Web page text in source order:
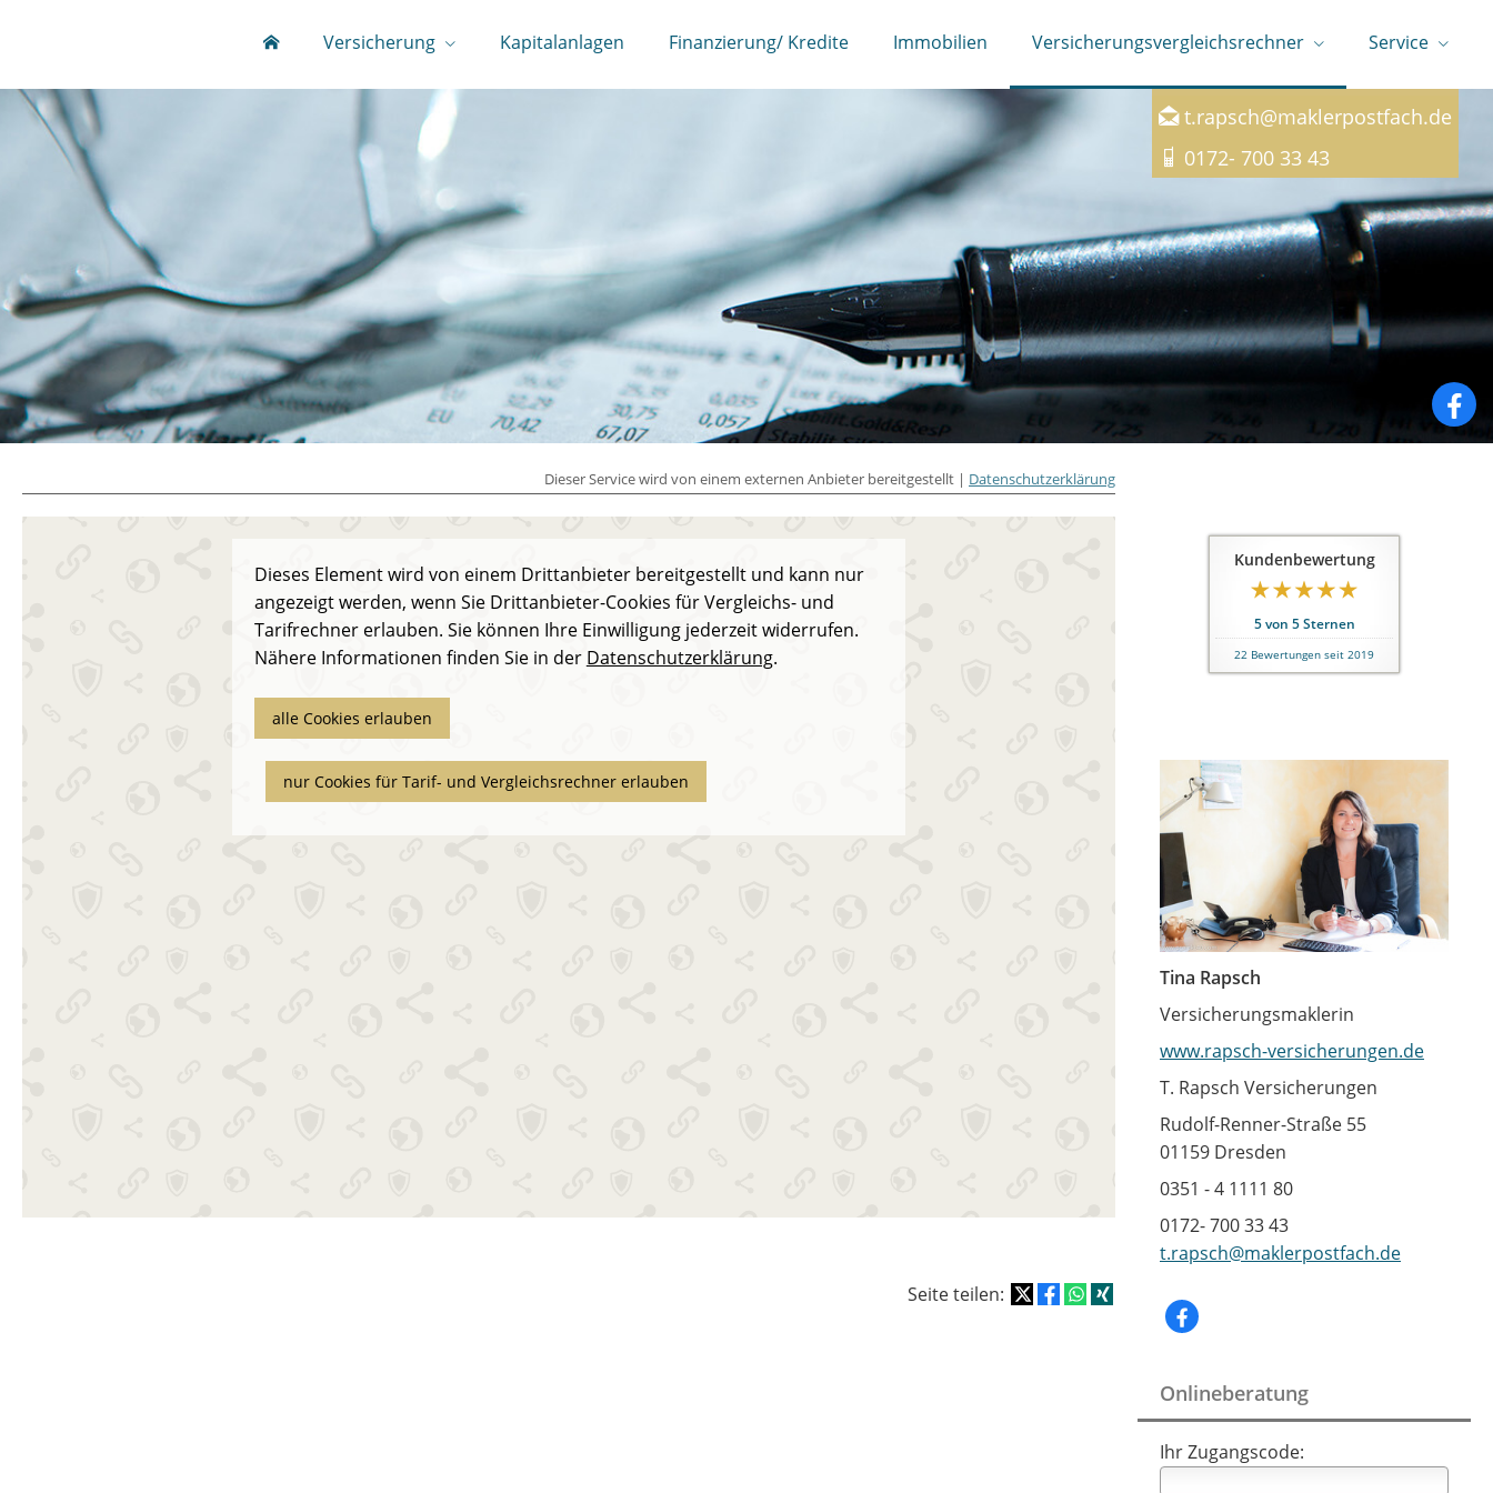
Versicherung Kapitalanlagen Finanzierung/ Kredite Immobilien Versicherungsvergleichsrechner Service
t.rapsch@maklerpostfach.de
0172- 700 33 43
Kundenbewertung
5von 5Sternen
22 Bewertungen seit 2019
Tina Rapsch
Versicherungsmaklerin
www.rapsch-versicherungen.de
T. Rapsch Versicherungen
Rudolf-Renner-Straße 55
01159 Dresden
0351 - 4 1111 80
0172- 700 33 43
t.rapsch@maklerpostfach.de
Onlineberatung
Ihr Zugangscode:
Dieser Service wird von einem externen Anbieter bereitgestellt | Datenschutzerklärung
Dieses Element wird von einem Drittanbieter bereitgestellt und kann nur
angezeigt werden, wenn Sie Drittanbieter-Cookies für Vergleichs- und
Tarifrechner erlauben. Sie können Ihre Einwilligung jederzeit widerrufen.
Nähere Informationen finden Sie in der Datenschutzerklärung.
alle Cookies erlauben
nur Cookies für Tarif- und Vergleichsrechner erlauben
Seite teilen: